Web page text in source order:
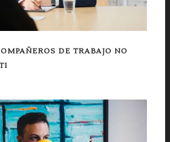
DE TRABAJO NO